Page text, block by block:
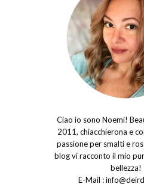
Ciao io sono Noemi!
2011, chiacchierona e
passione per smalti e
blog vi racconto il mio
bellezza!
E-Mail :